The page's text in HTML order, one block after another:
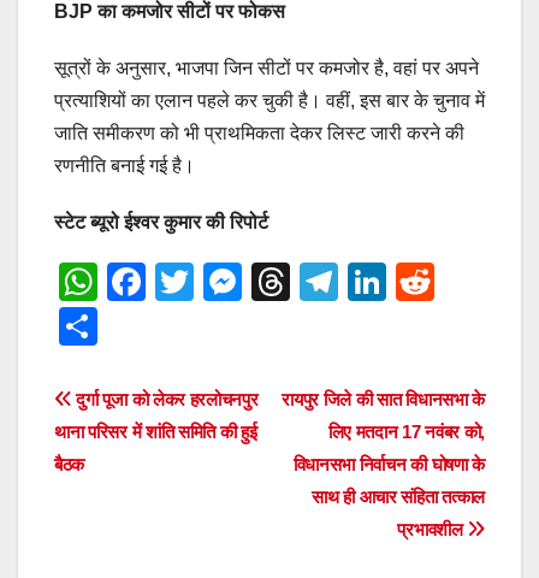
BJP का कमजोर सीटों पर फोकस
सूत्रों के अनुसार, भाजपा जिन सीटों पर कमजोर है, वहां पर अपने
प्रत्याशियों का एलान पहले कर चुकी है। वहीं, इस बार के चुनाव में
जाति समीकरण को भी प्राथमिकता देकर लिस्ट जारी करने की
रणनीति बनाई गई है।
स्टेट ब्यूरो ईश्वर कुमार की रिपोर्ट
W
s
A
F
e
b
T
er
M
e
n
T
a
s
T
gr
a
m
Li
e
dI
n
di
t
ar
e
Post
navigation
रायपुर जिले की सात विधानसभा के
लिए मतदान 17 नवंबर को,
विधानसभा निर्वाचन की घोषणा के
साथ ही आचार संहिता तत्काल
प्रभावशील
दुर्गा पूजा को लेकर हरलोचनपुर
थाना परिसर में शांति समिति की हुई
बैठक